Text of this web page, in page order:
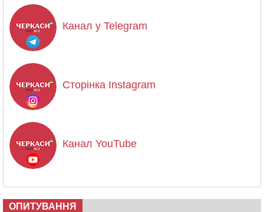
Канал у Telegram
Сторінка Instagram
Канал YouTube
ОПИТУВАННЯ